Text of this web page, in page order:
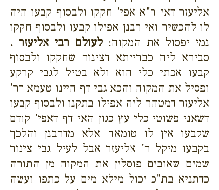
אליעזר דאי ר"א אפי' חקקו ולבסוף קבעו היה
לו להכשיר ואי רבנן אפילו קבעו ולבסוף חקקו
נמי יפסול את המקוה: לעולם רבי אליעזר .
סבירא ליה כברייתא דצינור שחקקו ולבסוף
קבעו אכתי כלי הוא ולא בטיל לגבי קרקע
ופסיל את המקוה והכא גבי דף היינו טעמא דר'
אליעזר דמטהר ליה אפילו בתקנו ולבסוף קבעו
דשאני פשוטי כלי עץ כגון האי דף דאפי' קודם
שקבעו אין לו טומאה אלא מדרבנן והלכך
בקבעו מיקל ר' אליעזר אבל לעיל גבי צינור
שמים שאובים פוסלין את המקוה מן התורה
כדתניא בת"כ יכול מילא מים על כתפו ועשה